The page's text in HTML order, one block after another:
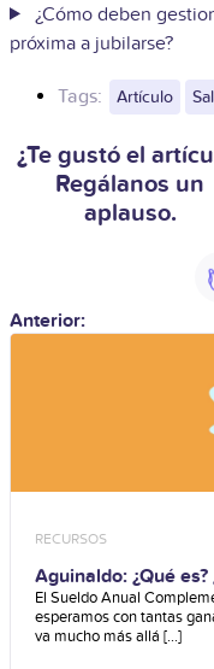
¿Cómo deben
próxima a jubilarse?
Tags: Artículo
¿Te gustó el
Regálanos un
aplauso.
Anterior:
RECURSOS
Aguinaldo: ¿Qué
El Sueldo Anual
esperamos con tantas
va mucho más allá [...]